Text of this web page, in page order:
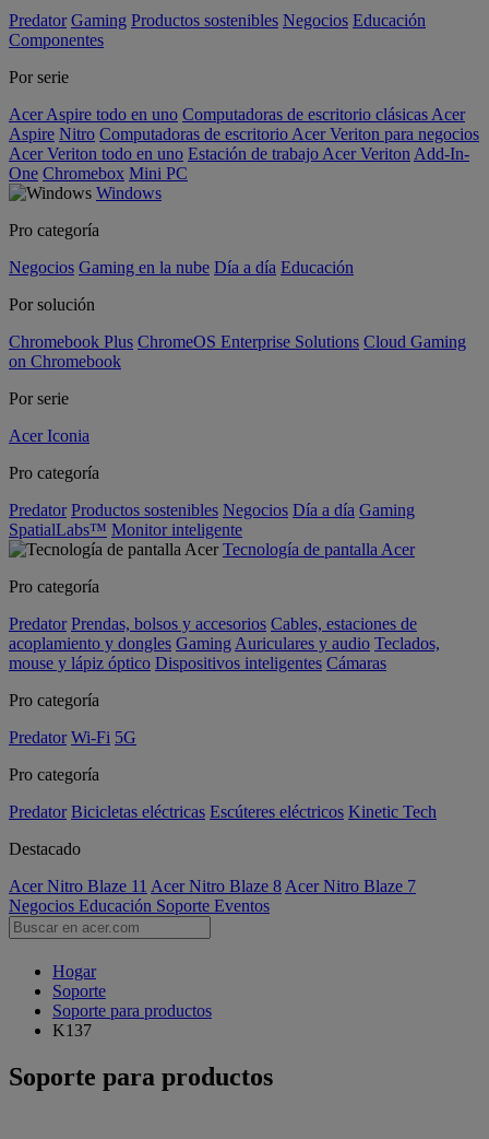
Predator Gaming Productos sostenibles Negocios Educación
Componentes
Por serie
Acer Aspire todo en uno Computadoras de escritorio clásicas Acer
Aspire Nitro Computadoras de escritorio Acer Veriton para negocios
Acer Veriton todo en uno Estación de trabajo Acer Veriton Add-In-
One Chromebox Mini PC
Windows
Pro categoría
Negocios Gaming en la nube Día a día Educación
Por solución
Chromebook Plus ChromeOS Enterprise Solutions Cloud Gaming
on Chromebook
Por serie
Acer Iconia
Pro categoría
Predator Productos sostenibles Negocios Día a día Gaming
SpatialLabs™ Monitor inteligente
Tecnología de pantalla Acer
Pro categoría
Predator Prendas, bolsos y accesorios Cables, estaciones de
acoplamiento y dongles Gaming Auriculares y audio Teclados,
mouse y lápiz óptico Dispositivos inteligentes Cámaras
Pro categoría
Predator Wi-Fi 5G
Pro categoría
Predator Bicicletas eléctricas Escúteres eléctricos Kinetic Tech
Destacado
Acer Nitro Blaze 11 Acer Nitro Blaze 8 Acer Nitro Blaze 7
Negocios Educación Soporte Eventos
Hogar
Soporte
Soporte para productos
K137
Soporte para productos